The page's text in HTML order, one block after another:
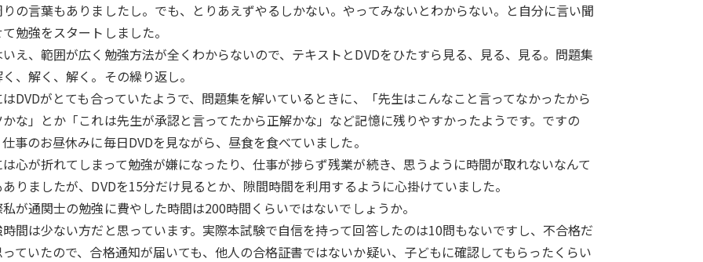
の言葉もありましたし。でも、とりあえずやるしかない。やってみないとわからない。と自分に言い聞
勉強をスタートしました。
え、範囲が広く勉強方法が全くわからないので、テキストとDVDをひたすら見る、見る、見る。問題集
、解く、解く。その繰り返し。
DVDがとても合っていたようで、問題集を解いているときに、「先生はこんなこと言ってなかったから
な」とか「これは先生が承認と言ってたから正解かな」など記憶に残りやすかったようです。ですの
事のお昼休みに毎日DVDを見ながら、昼食を食べていました。
心が折れてしまって勉強が嫌になったり、仕事が捗らず残業が続き、思うように時間が取れないなんて
りましたが、DVDを15分だけ見るとか、隙間時間を利用するように心掛けていました。
が通関士の勉強に費やした時間は200時間くらいではないでしょうか。
間は少ない方だと思っています。実際本試験で自信を持って回答したのは10問もないですし、不合格だ
ていたので、合格通知が届いても、他人の合格証書ではないか疑い、子どもに確認してもらったくらい